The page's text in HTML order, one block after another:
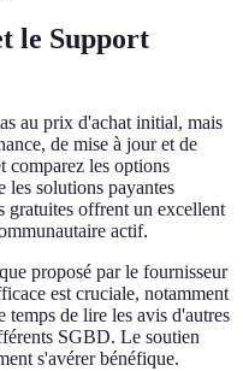
le Support
au prix d'achat initial, mais
de mise à jour et de
comparez les options
les solutions payantes
gratuites offrent un excellent
actif.
proposé par le fournisseur
est cruciale, notamment
temps de lire les avis d'autres
SGBD. Le soutien
s'avérer bénéfique.